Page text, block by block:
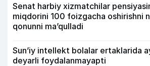
Senat harbiy xizmatchilar
miqdorini 100 foizgacha oshirishni
qonunni ma’qulladi
Sun’iy intellekt bolalar ertaklarida
deyarli foydalanmayapti